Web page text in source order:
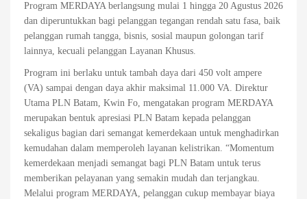
Program MERDAYA berlangsung mulai 1 hingga 20 Agustus 2026
dan diperuntukkan bagi pelanggan tegangan rendah satu fasa, baik
pelanggan rumah tangga, bisnis, sosial maupun golongan tarif
lainnya, kecuali pelanggan Layanan Khusus.
Program ini berlaku untuk tambah daya dari 450 volt ampere
(VA) sampai dengan daya akhir maksimal 11.000 VA. Direktur
Utama PLN Batam, Kwin Fo, mengatakan program MERDAYA
merupakan bentuk apresiasi PLN Batam kepada pelanggan
sekaligus bagian dari semangat kemerdekaan untuk menghadirkan
kemudahan dalam memperoleh layanan kelistrikan. “Momentum
kemerdekaan menjadi semangat bagi PLN Batam untuk terus
memberikan pelayanan yang semakin mudah dan terjangkau.
Melalui program MERDAYA, pelanggan cukup membayar biaya